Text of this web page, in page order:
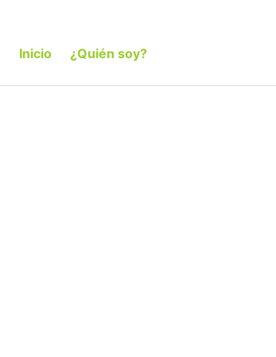
Inicio ¿Quién soy?